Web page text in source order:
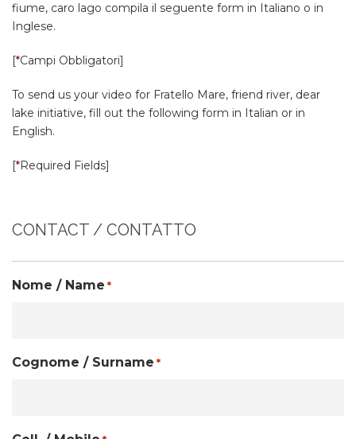
fiume, caro lago compila il seguente form in Italiano o in
Inglese.
[*Campi Obbligatori]
To send us your video for Fratello Mare, friend river, dear
lake initiative, fill out the following form in Italian or in
English.
[*Required Fields]
CONTACT / CONTATTO
Nome / Name *
Cognome / Surname *